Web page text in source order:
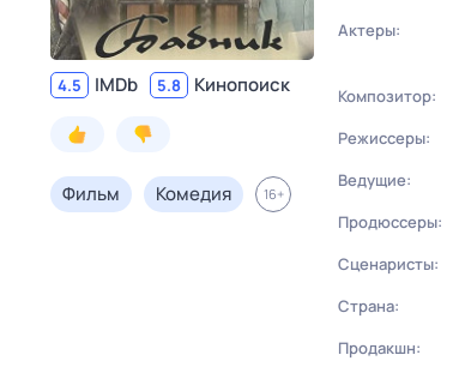
4.5 IMDb 5.8 Кинопоиск
Фильм Комедия 16+
Актеры:
Композитор:
Режиссеры:
Ведущие:
Продюссеры:
Сценаристы:
Страна:
Продакшн: